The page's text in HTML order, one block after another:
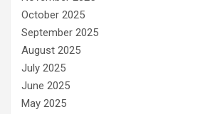
October 2025
September 2025
August 2025
July 2025
June 2025
May 2025